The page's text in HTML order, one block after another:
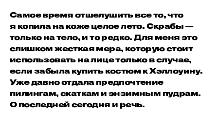
Самое время отшелушить все то, что
я копила на коже целое лето. Скрабы —
только на тело, и то редко. Для меня это
слишком жесткая мера, которую стоит
использовать на лице только в случае,
если забыла купить костюм к Хэллоуину.
Уже давно отдала предпочтение
пилингам, скаткам и энзимным пудрам.
О последней сегодня и речь.